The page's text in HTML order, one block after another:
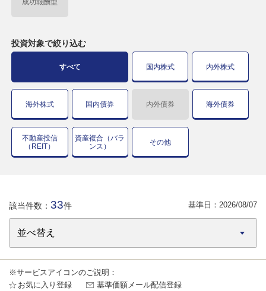
成功報酬型
投資対象で絞り込む
すべて 国内株式 内外株式
海外株式 国内債券 内外債券 海外債券
不動産投信
（REIT）
資産複合（バラ
ンス）
その他
該当件数： 33件 基準日： 2026/08/07
※サービスアイコンのご説明：
お気に入り登録
基準価額メール配信登録